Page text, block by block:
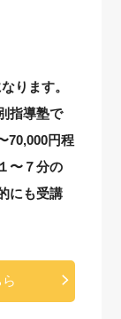
ります。
指導塾で
70,000円程
〜７分の
にも受講